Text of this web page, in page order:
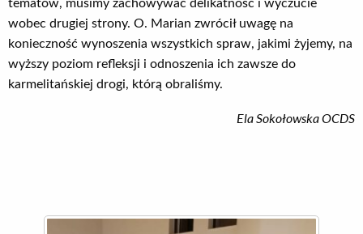
tematów, musimy zachowywać delikatność i wyczucie
wobec drugiej strony. O. Marian zwrócił uwagę na
konieczność wynoszenia wszystkich spraw, jakimi żyjemy, na
wyższy poziom refleksji i odnoszenia ich zawsze do
karmelitańskiej drogi, którą obraliśmy.
Ela Sokołowska OCDS